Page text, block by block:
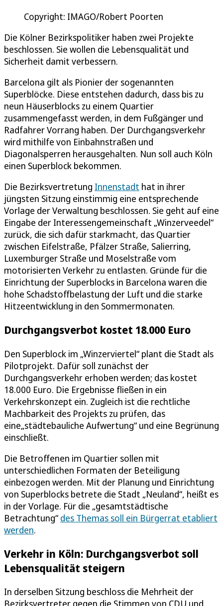
Copyright: IMAGO/Robert Poorten
Die Kölner Bezirkspolitiker haben zwei Projekte
beschlossen. Sie wollen die Lebensqualität und
Sicherheit damit verbessern.
Barcelona gilt als Pionier der sogenannten
Superblöcke. Diese entstehen dadurch, dass bis zu
neun Häuserblocks zu einem Quartier
zusammengefasst werden, in dem Fußgänger und
Radfahrer Vorrang haben. Der Durchgangsverkehr
wird mithilfe von Einbahnstraßen und
Diagonalsperren herausgehalten. Nun soll auch Köln
einen Superblock bekommen.
Die Bezirksvertretung Innenstadt hat in ihrer
jüngsten Sitzung einstimmig eine entsprechende
Vorlage der Verwaltung beschlossen. Sie geht auf eine
Eingabe der Interessengemeinschaft „Winzerveedel“
zurück, die sich dafür starkmacht, das Quartier
zwischen Eifelstraße, Pfälzer Straße, Salierring,
Luxemburger Straße und Moselstraße vom
motorisierten Verkehr zu entlasten. Gründe für die
Einrichtung der Superblocks in Barcelona waren die
hohe Schadstoffbelastung der Luft und die starke
Hitzeentwicklung in den Sommermonaten.
Durchgangsverbot kostet 18.000 Euro
Den Superblock im „Winzerviertel“ plant die Stadt als
Pilotprojekt. Dafür soll zunächst der
Durchgangsverkehr erhoben werden; das kostet
18.000 Euro. Die Ergebnisse fließen in ein
Verkehrskonzept ein. Zugleich ist die rechtliche
Machbarkeit des Projekts zu prüfen, das
eine„städtebauliche Aufwertung“ und eine Begrünung
einschließt.
Die Betroffenen im Quartier sollen mit
unterschiedlichen Formaten der Beteiligung
einbezogen werden. Mit der Planung und Einrichtung
von Superblocks betrete die Stadt „Neuland“, heißt es
in der Vorlage. Für die „gesamtstädtische
Betrachtung“ des Themas soll ein Bürgerrat etabliert
werden.
Verkehr in Köln: Durchgangsverbot soll
Lebensqualität steigern
In derselben Sitzung beschloss die Mehrheit der
Bezirksvertreter gegen die Stimmen von CDU und